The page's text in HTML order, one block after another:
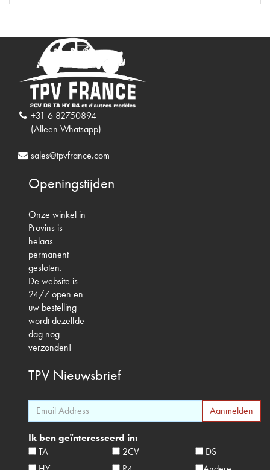
+31 6 82750894
(Alleen Whatsapp)
sales@tpvfrance.com
Openingstijden
Onze winkel in
Provins is
helaas
permanent
gesloten.
De website is
24/7 open en
uw bestelling
wordt dezelfde
dag nog
verzonden!
TPV Nieuwsbrief
Ik ben geïnteresseerd in:
TA
2CV
DS